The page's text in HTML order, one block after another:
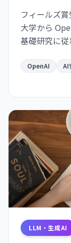
フィールズ
大学から
基礎研究に
OpenAI AI
LLM・生成AI